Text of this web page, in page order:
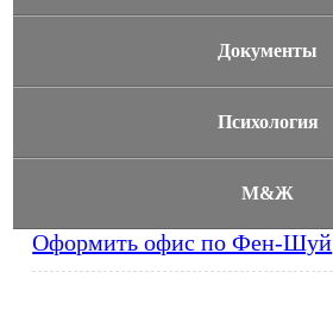
Документы
Психология
М&Ж
Оформить офис по Фен-Шуй